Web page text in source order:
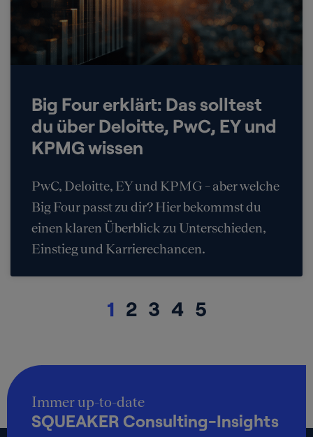
Big Four erklärt: Das solltest
du über Deloitte, PwC, EY und
KPMG wissen
PwC, Deloitte, EY und KPMG – aber welche
Big Four passt zu dir? Hier bekommst du
einen klaren Überblick zu Unterschieden,
Einstieg und Karrierechancen.
1 2 3 4 5
Immer up-to-date
SQUEAKER Consulting-Insights